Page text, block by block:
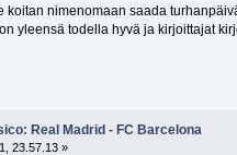
koitan nimenomaan saada
yleensä todella hyvä ja kirjoittajat
Real Madrid - FC Barcelona
23.57.13 »